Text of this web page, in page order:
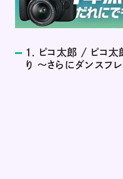
1. ピコ太郎 / ピコ太
り 〜さらにダンスフ